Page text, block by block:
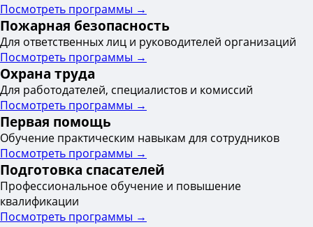
Посмотреть программы →
Пожарная безопасность
Для ответственных лиц и руководителей организаций
Посмотреть программы →
Охрана труда
Для работодателей, специалистов и комиссий
Посмотреть программы →
Первая помощь
Обучение практическим навыкам для сотрудников
Посмотреть программы →
Подготовка спасателей
Профессиональное обучение и повышение
квалификации
Посмотреть программы →